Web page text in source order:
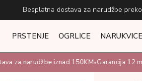
Besplatna dostava za narudžbe
PRSTENJE OGRLICE NARUKVICE
za narudžbe iznad 150KM•Garancija 12